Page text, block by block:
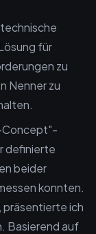
für
zu
Nenner zu
Concept"-
definierte
beider
konnten.
präsentierte ich
Basierend auf